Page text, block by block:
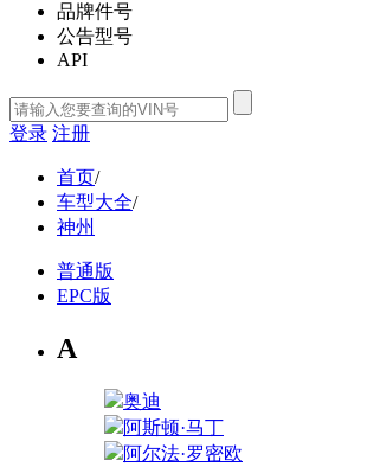
品牌件号
公告型号
API
登录 注册
首页/
车型大全/
神州
普通版
EPC版
A
奥迪
阿斯顿·马丁
阿尔法·罗密欧